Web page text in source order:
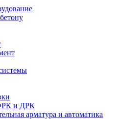
и ДРК
арматура и автоматика